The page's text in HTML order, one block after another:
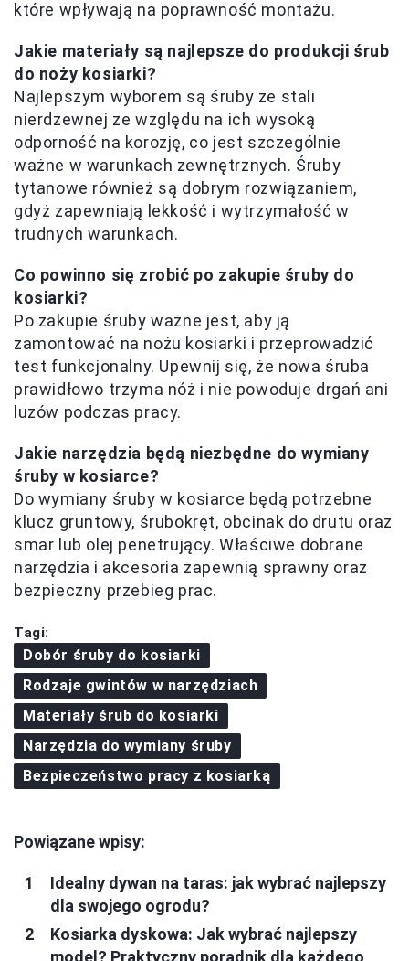
które wpływają na poprawność montażu.
Jakie materiały są najlepsze do produkcji śrub
do noży kosiarki?
Najlepszym wyborem są śruby ze stali
nierdzewnej ze względu na ich wysoką
odporność na korozję, co jest szczególnie
ważne w warunkach zewnętrznych. Śruby
tytanowe również są dobrym rozwiązaniem,
gdyż zapewniają lekkość i wytrzymałość w
trudnych warunkach.
Co powinno się zrobić po zakupie śruby do
kosiarki?
Po zakupie śruby ważne jest, aby ją
zamontować na nożu kosiarki i przeprowadzić
test funkcjonalny. Upewnij się, że nowa śruba
prawidłowo trzyma nóż i nie powoduje drgań ani
luzów podczas pracy.
Jakie narzędzia będą niezbędne do wymiany
śruby w kosiarce?
Do wymiany śruby w kosiarce będą potrzebne
klucz gruntowy, śrubokręt, obcinak do drutu oraz
smar lub olej penetrujący. Właściwe dobrane
narzędzia i akcesoria zapewnią sprawny oraz
bezpieczny przebieg prac.
Tagi:
Dobór śruby do kosiarki
Rodzaje gwintów w narzędziach
Materiały śrub do kosiarki
Narzędzia do wymiany śruby
Bezpieczeństwo pracy z kosiarką
Powiązane wpisy:
Idealny dywan na taras: jak wybrać najlepszy
dla swojego ogrodu?
Kosiarka dyskowa: Jak wybrać najlepszy
model? Praktyczny poradnik dla każdego